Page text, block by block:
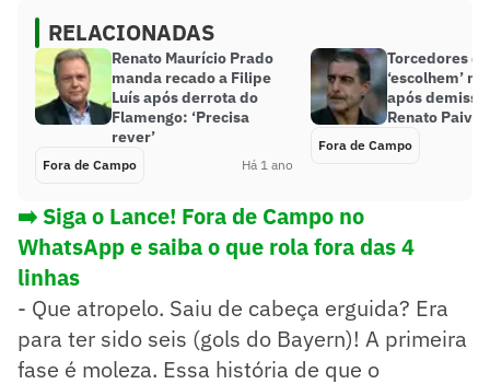
RELACIONADAS
Renato Maurício Prado
manda recado a Filipe
Luís após derrota do
Flamengo: ‘Precisa
rever’
Fora de Campo Há 1 ano
Torcedores
‘escolhem’
após
Renato Paiva
Fora de Campo
➡️ Siga o Lance! Fora de Campo no
WhatsApp e saiba o que rola fora das 4
linhas
- Que atropelo. Saiu de cabeça erguida? Era
para ter sido seis (gols do Bayern)! A primeira
fase é moleza. Essa história de que o